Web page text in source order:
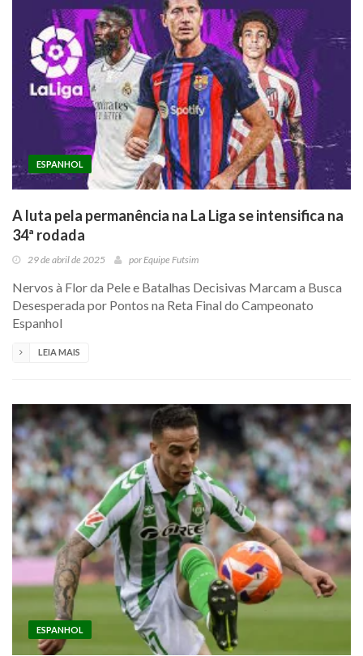
ESPANHOL
A luta pela permanência na La Liga se intensifica na
34ª rodada
29 de abril de 2025 porEquipe Futsim
Nervos à Flor da Pele e Batalhas Decisivas Marcam a Busca
Desesperada por Pontos na Reta Final do Campeonato
Espanhol
LEIA MAIS
ESPANHOL